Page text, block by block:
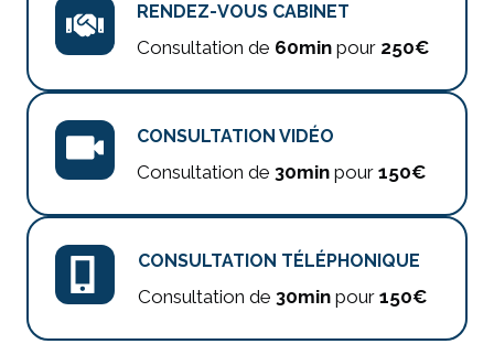
RENDEZ-VOUS CABINET
Consultation de 60min pour 250€
CONSULTATION VIDÉO
Consultation de 30min pour 150€
CONSULTATION TÉLÉPHONIQUE
Consultation de 30min pour 150€